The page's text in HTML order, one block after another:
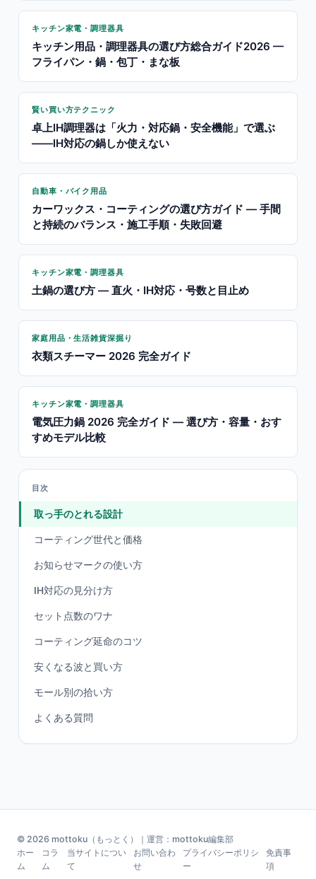
キッチン家電・調理器具
キッチン用品・調理器具の選び方総合ガイド2026 —
フライパン・鍋・包丁・まな板
賢い買い方テクニック
卓上IH調理器は「火力・対応鍋・安全機能」で選ぶ
——IH対応の鍋しか使えない
自動車・バイク用品
カーワックス・コーティングの選び方ガイド — 手間
と持続のバランス・施工手順・失敗回避
キッチン家電・調理器具
土鍋の選び方 — 直火・IH対応・号数と目止め
家庭用品・生活雑貨深掘り
衣類スチーマー 2026 完全ガイド
キッチン家電・調理器具
電気圧力鍋 2026 完全ガイド — 選び方・容量・おす
すめモデル比較
目次
取っ手のとれる設計
コーティング世代と価格
お知らせマークの使い方
IH対応の見分け方
セット点数のワナ
コーティング延命のコツ
安くなる波と買い方
モール別の拾い方
よくある質問
© 2026 mottoku（もっとく）｜運営：mottoku編集部
ホー
ム
コラ
ム
当サイトについ
て
お問い合わ
せ
プライバシーポリシ
ー
免責事
項